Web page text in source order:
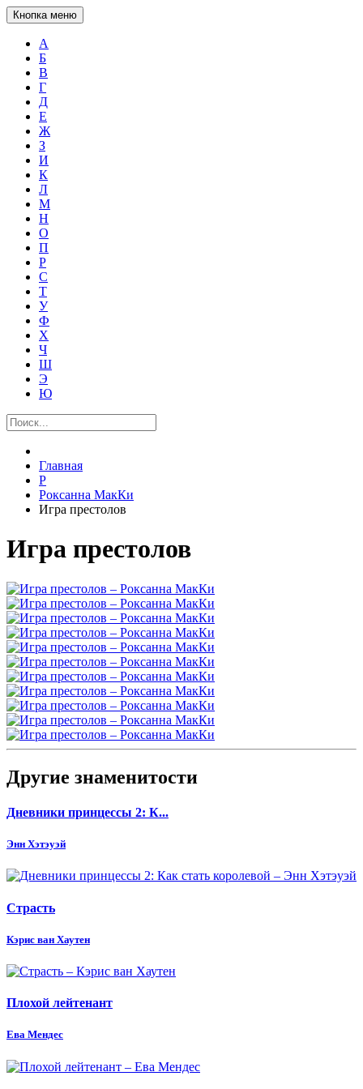
Кнопка меню
А
Б
В
Г
Д
Е
Ж
З
И
К
Л
М
Н
О
П
Р
С
Т
У
Ф
Х
Ч
Ш
Э
Ю
Главная
Р
Роксанна МакКи
Игра престолов
Игра престолов
Другие знаменитости
Дневники принцессы 2: К...
Энн Хэтэуэй
Страсть
Кэрис ван Хаутен
Плохой лейтенант
Ева Мендес